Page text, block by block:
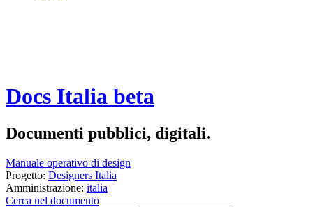
Docs Italia beta
Documenti pubblici, digitali.
Manuale operativo di design
Progetto: Designers Italia
Amministrazione: italia
Cerca nel documento